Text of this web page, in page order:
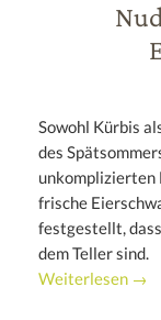
Sowohl Kürbis
des
unkomplizierten
frische
festgestellt,
dem Teller sind.
Weiterlesen →